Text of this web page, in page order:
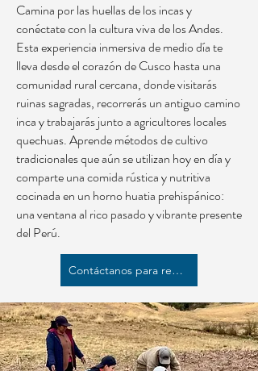
Camina por las huellas de los incas y
conéctate con la cultura viva de los Andes.
Esta experiencia inmersiva de medio día te
lleva desde el corazón de Cusco hasta una
comunidad rural cercana, donde visitarás
ruinas sagradas, recorrerás un antiguo camino
inca y trabajarás junto a agricultores locales
quechuas. Aprende métodos de cultivo
tradicionales que aún se utilizan hoy en día y
comparte una comida rústica y nutritiva
cocinada en un horno huatia prehispánico:
una ventana al rico pasado y vibrante presente
del Perú.
Contáctanos para reservar.